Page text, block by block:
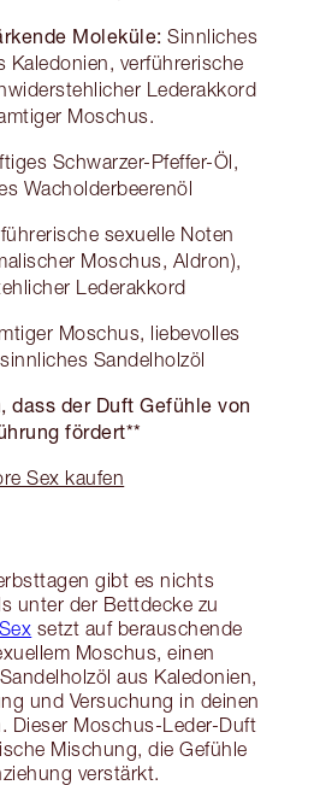
Moleküle: Sinnliches
Kaledonien, verführerische
Lederakkord
Moschus.
Schwarzer-Pfeffer-Öl,
Wacholderbeerenöl
sexuelle Noten
Moschus, Aldron),
Lederakkord
Moschus, liebevolles
Sandelholzöl
dass der Duft Gefühle von
fördert**
Sex kaufen
gibt es nichts
unter der Bettdecke zu
setzt auf berauschende
Moschus, einen
aus Kaledonien,
und Versuchung in deinen
Dieser Moschus-Leder-Duft
Mischung, die Gefühle
verstärkt.